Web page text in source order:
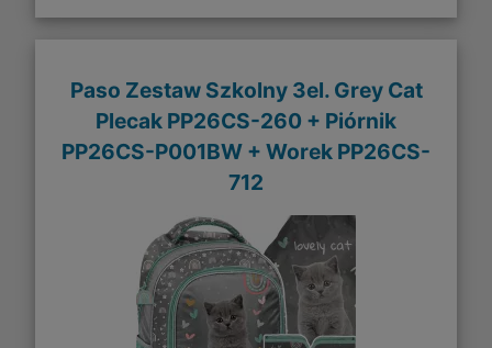
Paso Zestaw Szkolny 3el. Grey Cat
Plecak PP26CS-260 + Piórnik
PP26CS-P001BW + Worek PP26CS-
712